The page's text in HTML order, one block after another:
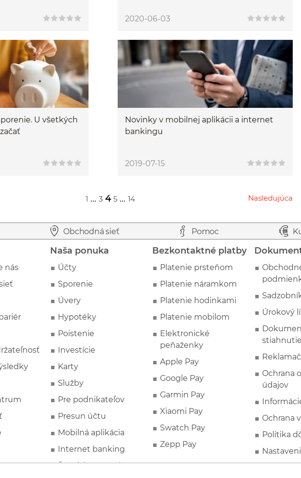
2020-06-03
U všetkých
Novinky v mobilnej aplikácii a internet
bankingu
2019-07-15
1 ... 3 4 5 ... 14 Nasledujúca
Przejdź do następnej strony
Obchodná sieť Pomoc
nás
Naša ponuka
Účty
Sporenie
Úvery
Hypotéky
Poistenie
Investície
Karty
Služby
Pre podnikateľov
Presun účtu
Mobilná aplikácia
Internet banking
Špeciálne ponuky
Bezkontaktné platby
Platenie prsteňom
Platenie náramkom
Platenie hodinkami
Platenie mobilom
Elektronické
peňaženky
Apple Pay
Google Pay
Garmin Pay
Xiaomi Pay
Swatch Pay
Zepp Pay
Úrokový
stiahnutie
Ochrana
údajov
Ochrana
Politika